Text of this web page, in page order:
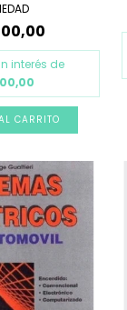
interés de